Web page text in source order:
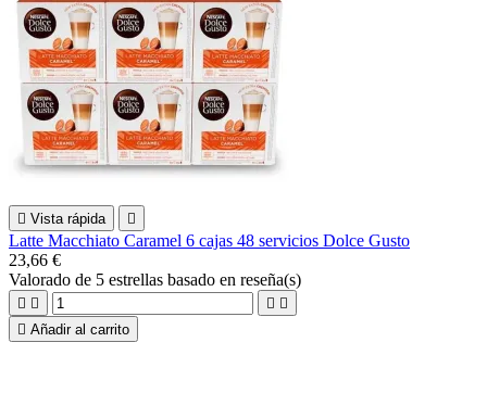
 Vista rápida 
Latte Macchiato Caramel 6 cajas 48 servicios Dolce Gusto
23,66 €
Valorado de 5 estrellas basado en reseña(s)
   
 Añadir al carrito